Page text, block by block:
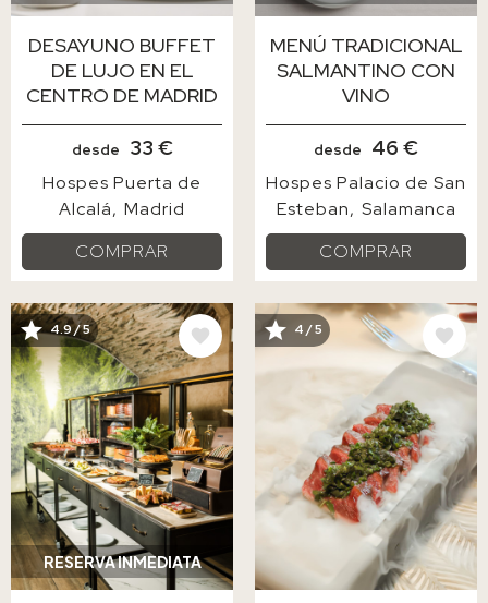
DESAYUNO BUFFET
DE LUJO EN EL
CENTRO DE MADRID
desde 33 €
Hospes Puerta de
Alcalá
Madrid
COMPRAR
MENÚ TRADICIONAL
SALMANTINO CON
VINO
desde 46 €
Hospes Palacio de San
Esteban
Salamanca
COMPRAR
RESERVA INMEDIATA
IMAGE
4.9 / 5 IMAGE
4 / 5